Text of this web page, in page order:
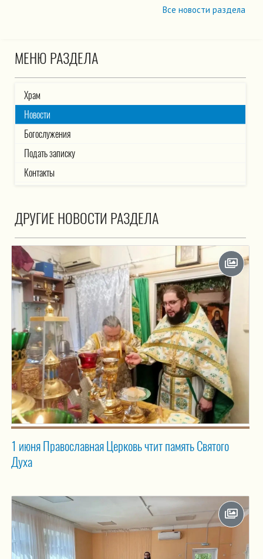
Все новости раздела
МЕНЮ РАЗДЕЛА
Храм
Новости
Богослужения
Подать записку
Контакты
ДРУГИЕ НОВОСТИ РАЗДЕЛА
1 июня Православная Церковь чтит память Святого
Духа